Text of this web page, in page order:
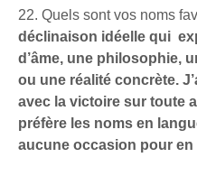
22. Quels sont vos noms
déclinaison idéelle qui
d’âme, une philosophie,
ou une réalité concrète.
avec la victoire sur toute
préfère les noms en
aucune occasion pour